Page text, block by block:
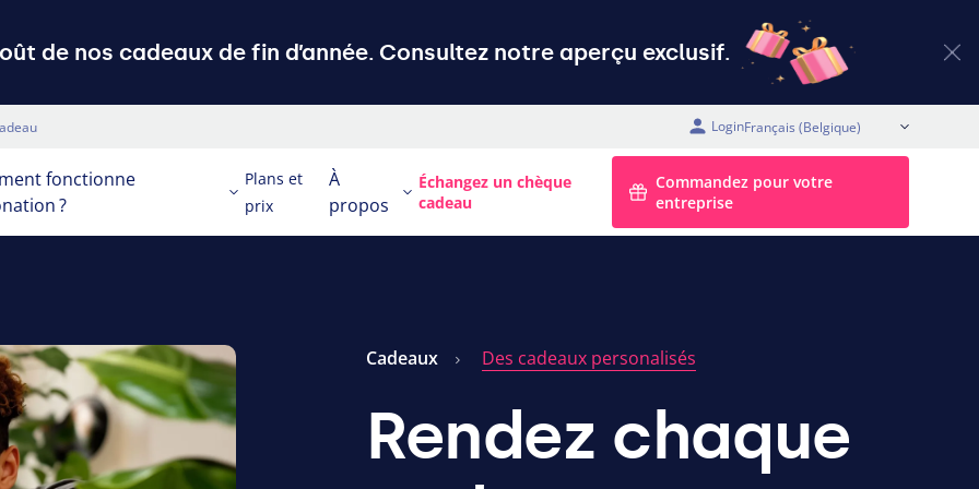
de nos cadeaux de fin d’année. Consultez notre aperçu exclusif.
Login
FR (Belgique)
fonctionne
?
Plans et
prix
À
propos
Échangez un chèque
cadeau
Commandez pour votre
entreprise
Cadeaux Des cadeaux personalisés
Rendez chaque